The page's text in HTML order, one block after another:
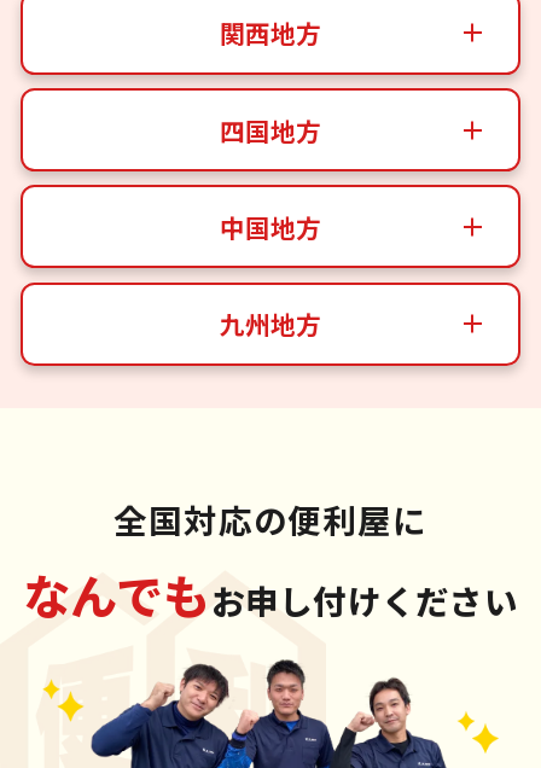
関西地方
四国地方
中国地方
九州地方
全国対応の便利屋に
なんでもお申し付けください